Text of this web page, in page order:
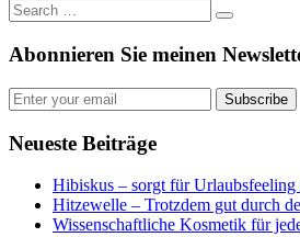
Abonnieren Sie meinen
Subscribe
Neueste Beiträge
Hibiskus – sorgt für Urlaubsfeeling
Hitzewelle – Trotzdem gut durch
Wissenschaftliche Kosmetik für